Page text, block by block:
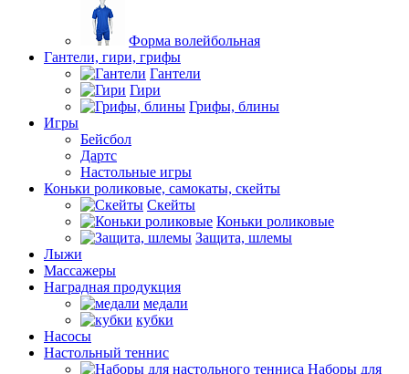
Форма волейбольная
Гантели, гири, грифы
Гантели
Гири
Грифы, блины
Игры
Бейсбол
Дартс
Настольные игры
Коньки роликовые, самокаты, скейты
Скейты
Коньки роликовые
Защита, шлемы
Лыжи
Массажеры
Наградная продукция
медали
кубки
Насосы
Настольный теннис
Наборы для